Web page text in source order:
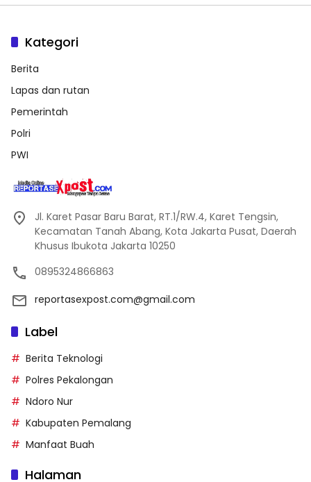
Kategori
Berita
Lapas dan rutan
Pemerintah
Polri
PWI
Jl. Karet Pasar Baru Barat, RT.1/RW.4, Karet Tengsin,
Kecamatan Tanah Abang, Kota Jakarta Pusat, Daerah
Khusus Ibukota Jakarta 10250
0895324866863
reportasexpost.com@gmail.com
Label
Berita Teknologi
Polres Pekalongan
Ndoro Nur
Kabupaten Pemalang
Manfaat Buah
Halaman